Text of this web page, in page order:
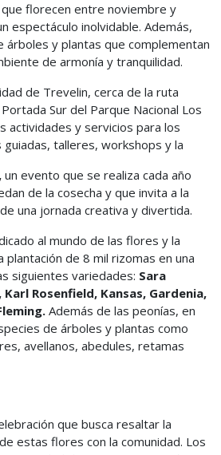
florecen entre noviembre y
espectáculo inolvidable. Además,
y plantas que complementan
de armonía y tranquilidad.
de Trevelin, cerca de la ruta
Sur del Parque Nacional Los
actividades y servicios para los
talleres, workshops y la
un evento que se realiza cada año
de la cosecha y que invita a la
una jornada creativa y divertida.
al mundo de las flores y la
plantación de 8 mil rizomas en una
siguientes variedades: Sara
Rosenfield, Kansas, Gardenia,
Además de las peonías, en
de árboles y plantas como
avellanos, abedules, retamas
que busca resaltar la
estas flores con la comunidad. Los